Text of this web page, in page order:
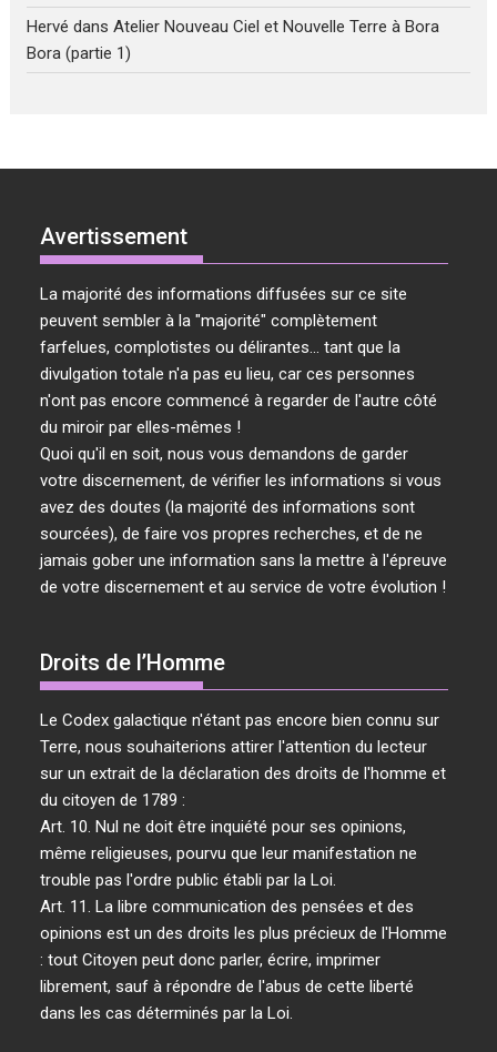
Hervé dansAtelier Nouveau Ciel et Nouvelle Terre à Bora
Bora (partie 1)
Avertissement
La majorité des informations diffusées sur ce site
peuvent sembler à la "majorité" complètement
farfelues, complotistes ou délirantes... tant que la
divulgation totale n'a pas eu lieu, car ces personnes
n'ont pas encore commencé à regarder de l'autre côté
du miroir par elles-mêmes !
Quoi qu'il en soit, nous vous demandons de garder
votre discernement, de vérifier les informations si vous
avez des doutes (la majorité des informations sont
sourcées), de faire vos propres recherches, et de ne
jamais gober une information sans la mettre à l'épreuve
de votre discernement et au service de votre évolution !
Droits de l’Homme
Le Codex galactique n'étant pas encore bien connu sur
Terre, nous souhaiterions attirer l'attention du lecteur
sur un extrait de la déclaration des droits de l'homme et
du citoyen de 1789 :
Art. 10. Nul ne doit être inquiété pour ses opinions,
même religieuses, pourvu que leur manifestation ne
trouble pas l'ordre public établi par la Loi.
Art. 11. La libre communication des pensées et des
opinions est un des droits les plus précieux de l'Homme
: tout Citoyen peut donc parler, écrire, imprimer
librement, sauf à répondre de l'abus de cette liberté
dans les cas déterminés par la Loi.